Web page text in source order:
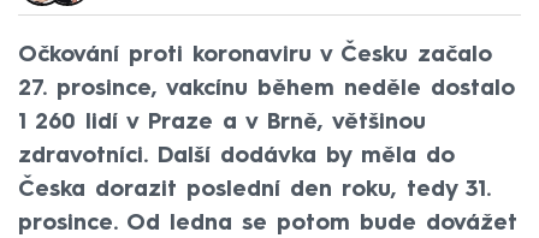
Očkování proti koronaviru v Česku začalo
27. prosince, vakcínu během neděle dostalo
1 260 lidí v Praze a v Brně, většinou
zdravotníci. Další dodávka by měla do
Česka dorazit poslední den roku, tedy 31.
prosince. Od ledna se potom bude dovážet